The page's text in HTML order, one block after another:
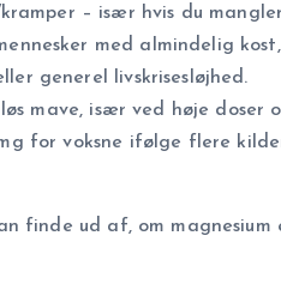
– især hvis du
med almindelig
generel livskrisesløjhed.
mave, især ved høje doser
for voksne ifølge flere
finde ud af, om magnesium